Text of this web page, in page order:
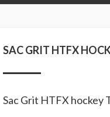
SAC GRIT HTFX
Sac Grit HTFX hockey